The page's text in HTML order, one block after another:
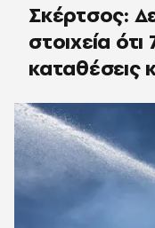
Σκέρτσος:
στοιχεία